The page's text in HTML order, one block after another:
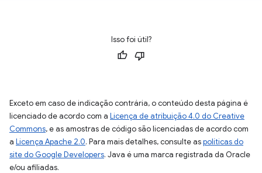
Isso foi útil?
Exceto em caso de indicação contrária, o conteúdo desta página é
licenciado de acordo com a Licença de atribuição 4.0 do Creative
Commons, e as amostras de código são licenciadas de acordo com
a Licença Apache 2.0. Para mais detalhes, consulte aspolíticas do
site do Google Developers. Java é uma marca registrada da Oracle
e/ou afiliadas.